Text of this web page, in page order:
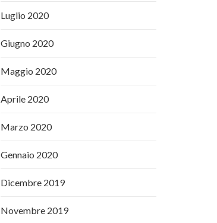
Luglio 2020
Giugno 2020
Maggio 2020
Aprile 2020
Marzo 2020
Gennaio 2020
Dicembre 2019
Novembre 2019